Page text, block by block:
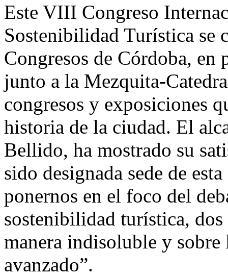
Este VIII Congreso
Sostenibilidad Turística se
Congresos de Córdoba, en
junto a la Mezquita-
congresos y exposiciones
historia de la ciudad. El
Bellido, ha mostrado su
sido designada sede de
ponernos en el foco del
sostenibilidad turística, dos
manera indisoluble y
avanzado”.